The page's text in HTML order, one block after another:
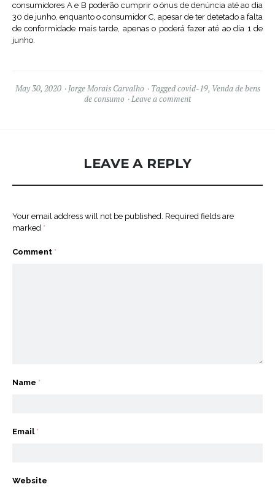
consumidores A e B poderão cumprir o ónus de denúncia até ao dia
30 de junho, enquanto o consumidor C, apesar de ter detetado a falta
de conformidade mais tarde, apenas o poderá fazer até ao dia 1 de
junho.
May 30, 2020 Jorge Morais Carvalho Taggedcovid-19, Venda de bens
de consumo
Leave a comment
LEAVE A REPLY
Your email address will not be published. Required fields are
marked *
Comment *
Name *
Email *
Website